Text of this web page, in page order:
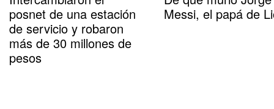
posnet de una estación
de servicio y robaron
más de 30 millones de
pesos
Messi, el papá de